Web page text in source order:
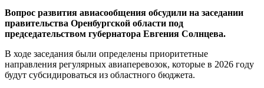
Вопрос развития авиасообщения обсудили на заседании
правительства Оренбургской области под
председательством губернатора Евгения Солнцева.
В ходе заседания были определены приоритетные
направления регулярных авиаперевозок, которые в 2026 году
будут субсидироваться из областного бюджета.